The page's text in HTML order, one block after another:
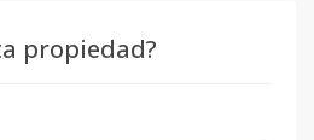
propiedad?